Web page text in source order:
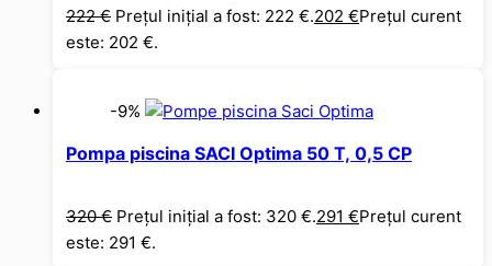
222€ Prețul inițial a fost: 222 €.202 €Prețul curent
este: 202 €.
-9%
Pompa piscina SACI Optima 50 T, 0,5 CP
320€ Prețul inițial a fost: 320 €.291 €Prețul curent
este: 291 €.